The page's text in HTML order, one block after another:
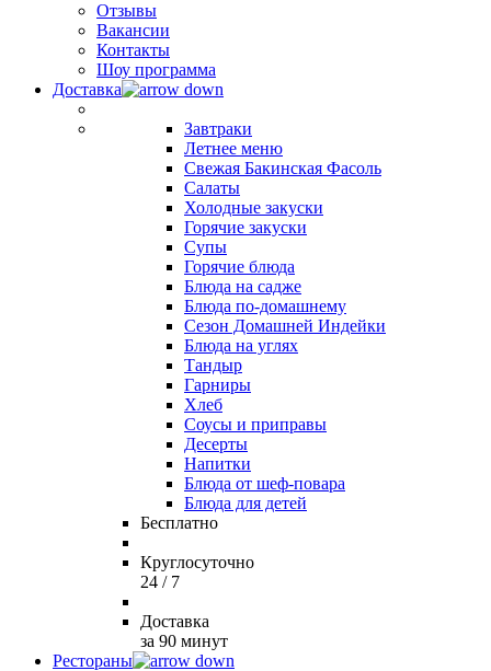
Отзывы
Вакансии
Контакты
Шоу программа
Доставка
Завтраки
Летнее меню
Свежая Бакинская Фасоль
Салаты
Холодные закуски
Горячие закуски
Супы
Горячие блюда
Блюда на садже
Блюда по-домашнему
Сезон Домашней Индейки
Блюда на углях
Тандыр
Гарниры
Хлеб
Соусы и приправы
Десерты
Напитки
Блюда от шеф-повара
Блюда для детей
Бесплатно
Круглосуточно
24 / 7
Доставка
за 90 минут
Рестораны